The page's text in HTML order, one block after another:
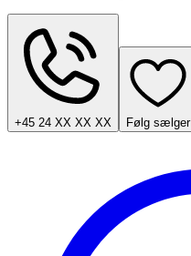
+45 24 XX XX XX Følg sælger